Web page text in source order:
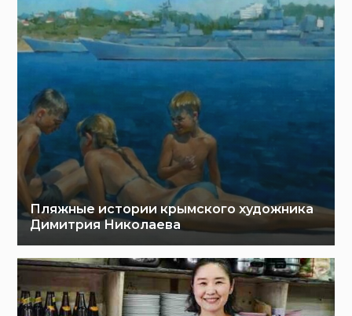
Пляжные истории крымского художника
Димитрия Николаева